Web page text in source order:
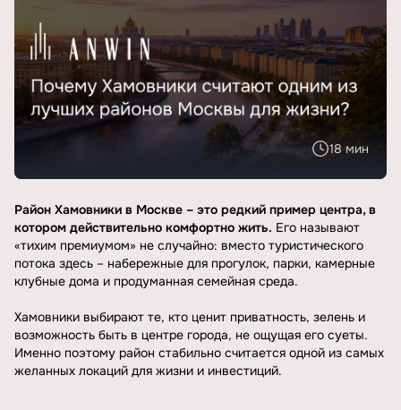
18 мин
Район Хамовники в Москве – это редкий пример центра, в
котором действительно комфортно жить. Его называют
«тихим премиумом» не случайно: вместо туристического
потока здесь – набережные для прогулок, парки, камерные
клубные дома и продуманная семейная среда.
Хамовники выбирают те, кто ценит приватность, зелень и
возможность быть в центре города, не ощущая его суеты.
Именно поэтому район стабильно считается одной из самых
желанных локаций для жизни и инвестиций.